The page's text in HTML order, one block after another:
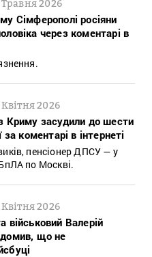
Травня 2026
Сімферополі росіяни
через коментарі в
Квітня 2026
Криму засудили до шести
за коментарі в інтернеті
пенсіонер ДПСУ — у
по Москві.
Квітня 2026
військовий Валерій
що не